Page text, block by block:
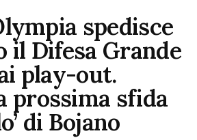
spedisce
il Difesa Grande
play-out.
prossima sfida
di Bojano